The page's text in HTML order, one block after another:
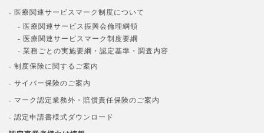
- 医療関連サービスマーク制度について
- 医療関連サービス振興会倫理綱領
- 医療関連サービスマーク制度要綱
- 業務ごとの実施要綱・認定基準・調査内容
- 制度保険に関するご案内
- サイバー保険のご案内
- マーク認定業務外・賠償責任保険のご案内
- 認定申請書様式ダウンロード